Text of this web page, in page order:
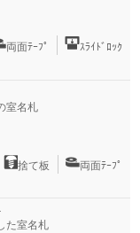
両面ﾃｰﾌﾟ ｽﾗｲﾄﾞﾛｯｸ
室名札
捨て板 両面ﾃｰﾌﾟ
た室名札